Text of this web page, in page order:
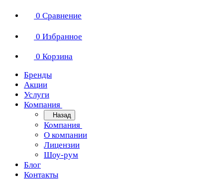
0 Сравнение
0 Избранное
0 Корзина
Бренды
Акции
Услуги
Компания
Назад
Компания
О компании
Лицензии
Шоу-рум
Блог
Контакты